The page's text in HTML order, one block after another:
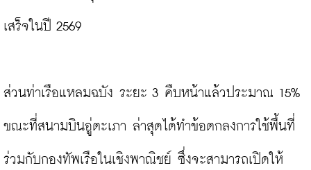
เสร็จในปี 2569
ส่วนท่าเรือแหลมฉบัง ระยะ 3 คืบหน้าแล้วประมาณ 15%
ขณะที่สนามบินอู่ตะเภา ล่าสุดได้ทำข้อตกลงการใช้พื้นที่
ร่วมกับกองทัพเรือในเชิงพาณิชย์ ซึ่งจะสามารถเปิดให้